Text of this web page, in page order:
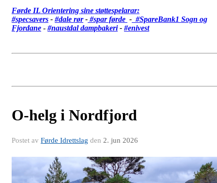
Førde IL Orientering sine støttespelarar:
#specsavers - #dale rør- #spar førde - #SpareBank1 Sogn og
Fjordane - #naustdal dampbakeri - #enivest
O-helg i Nordfjord
Postet av Førde Idrettslag den 2. jun 2026